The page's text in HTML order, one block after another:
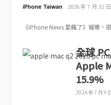
iPhone Taiwan 2026 年 7 月 31 日
《iPhone News 愛瘋了》報導，
全球
Apple
15.9%
2026 年 7 月 9